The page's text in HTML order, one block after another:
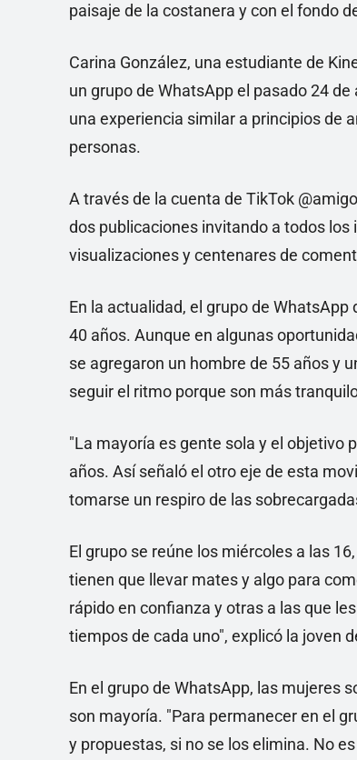
paisaje de la costanera y con el fondo
Carina González, una estudiante de
un grupo de WhatsApp el pasado 24
una experiencia similar a principios de
personas.
A través de la cuenta de TikTok
dos publicaciones invitando a todos
visualizaciones y centenares de
En la actualidad, el grupo de
40 años. Aunque en algunas
se agregaron un hombre de 55 años y
seguir el ritmo porque son más
"La mayoría es gente sola y el objetivo
años. Así señaló el otro eje de esta
tomarse un respiro de las
El grupo se reúne los miércoles a las
tienen que llevar mates y algo para
rápido en confianza y otras a las que
tiempos de cada uno", explicó la joven
En el grupo de WhatsApp, las mujeres
son mayoría. "Para permanecer en el
y propuestas, si no se los elimina. No